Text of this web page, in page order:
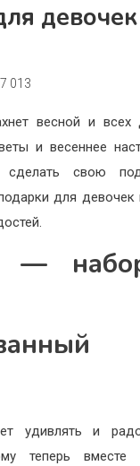
013
весной и
и весеннее
свою
для девочек
—
удивлять и
теперь